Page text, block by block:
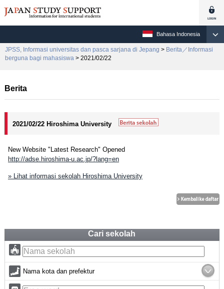
Bahasa Indonesia
JPSS, Informasi universitas dan pasca sarjana di Jepang > Berita／Informasi
berguna bagi mahasiswa > 2021/02/22
Berita
2021/02/22 Hiroshima University
New Website "Latest Research" Opened
http://adse.hiroshima-u.ac.jp/?lang=en
» Lihat informasi sekolah Hiroshima University
Cari sekolah
Nama kota dan prefektur